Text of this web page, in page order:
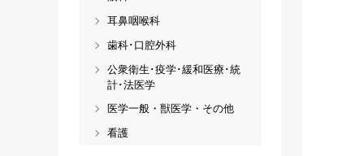
耳鼻咽喉科
歯科･口腔外科
公衆衛生･疫学･緩和医療･統
計･法医学
医学一般・獣医学・その他
看護